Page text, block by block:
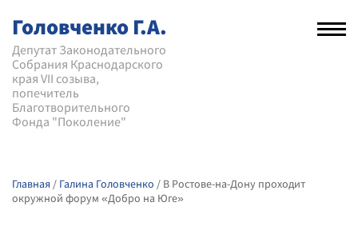
Головченко Г.А.
Депутат Законодательного
Собрания Краснодарского
края VII созыва,
попечитель
Благотворительного
Фонда "Поколение"
Главная / Галина Головченко / В Ростове-на-Дону проходит
окружной форум «Добро на Юге»